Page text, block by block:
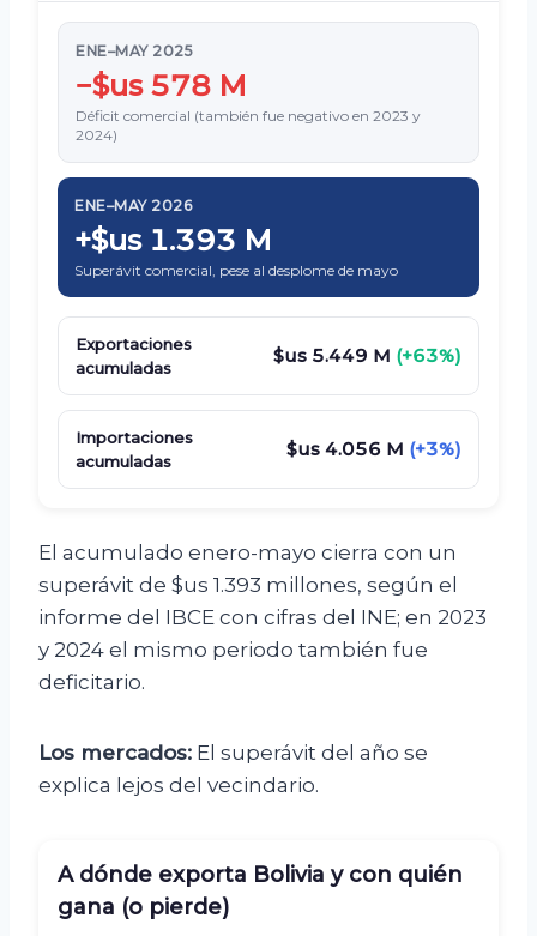
ENE–MAY 2025
−$us 578 M
Déficit comercial (también fue negativo en 2023 y
2024)
ENE–MAY 2026
+$us 1.393 M
Superávit comercial, pese al desplome de mayo
Exportaciones
acumuladas
$us 5.449 M (+63%)
Importaciones
acumuladas
$us 4.056 M (+3%)
El acumulado enero-mayo cierra con un
superávit de $us 1.393 millones, según el
informe del IBCE con cifras del INE; en 2023
y 2024 el mismo periodo también fue
deficitario.
Los mercados: El superávit del año se
explica lejos del vecindario.
A dónde exporta Bolivia y con quién
gana (o pierde)